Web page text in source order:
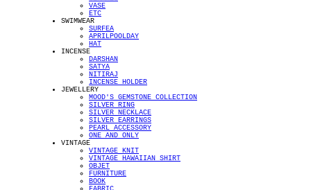
VASE
ETC
SWIMWEAR
SURFEA
APRILPOOLDAY
HAT
INCENSE
DARSHAN
SATYA
NITIRAJ
INCENSE HOLDER
JEWELLERY
MOOD'S GEMSTONE COLLECTION
SILVER RING
SILVER NECKLACE
SILVER EARRINGS
PEARL ACCESSORY
ONE AND ONLY
VINTAGE
VINTAGE KNIT
VINTAGE HAWAIIAN SHIRT
OBJET
FURNITURE
BOOK